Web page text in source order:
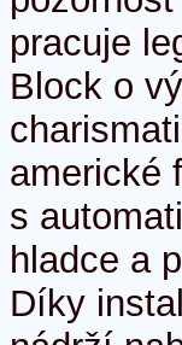
pracuje
Block o
americké
s
hladce a
Díky